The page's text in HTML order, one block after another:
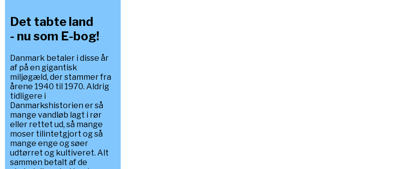
Det tabte land
- nu som E-bog!
Danmark betaler i disse år
af på en gigantisk
miljøgæld, der stammer fra
årene 1940 til 1970. Aldrig
tidligere i
Danmarkshistorien er så
mange vandløb lagt i rør
eller rettet ud, så mange
moser tilintetgjort og så
mange enge og søer
udtørret og kultiveret. Alt
sammen betalt af de